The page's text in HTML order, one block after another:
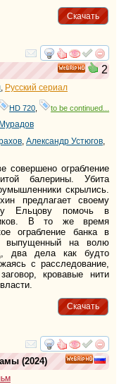
Скачать
смотреть
HD
2
Русский сериал
HD 720 to be continued...
Александр Устюгов
совершено ограбление
балерины. Убита
скрылись.
предлагает своему
Ельцову помочь в
В то же время
ограбление банка в
выпущенный на волю
два дела как будто
с расследование,
кровавые нити
Скачать
смотреть
HD
(2024)